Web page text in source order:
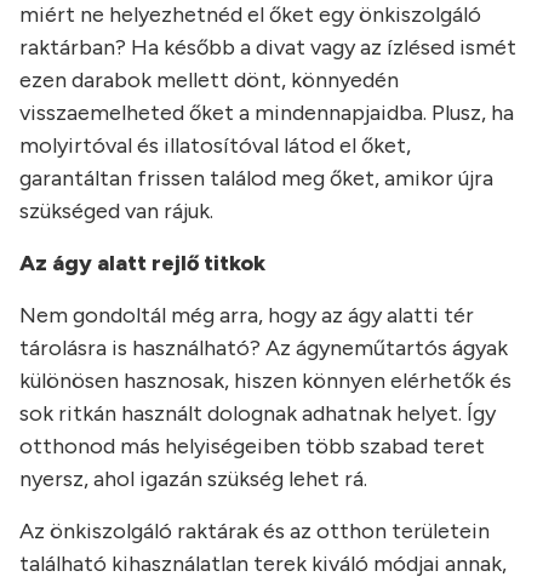
miért ne helyezhetnéd el őket egy önkiszolgáló
raktárban? Ha később a divat vagy az ízlésed ismét
ezen darabok mellett dönt, könnyedén
visszaemelheted őket a mindennapjaidba. Plusz, ha
molyirtóval és illatosítóval látod el őket,
garantáltan frissen találod meg őket, amikor újra
szükséged van rájuk.
Az ágy alatt rejlő titkok
Nem gondoltál még arra, hogy az ágy alatti tér
tárolásra is használható? Az ágyneműtartós ágyak
különösen hasznosak, hiszen könnyen elérhetők és
sok ritkán használt dolognak adhatnak helyet. Így
otthonod más helyiségeiben több szabad teret
nyersz, ahol igazán szükség lehet rá.
Az önkiszolgáló raktárak és az otthon területein
található kihasználatlan terek kiváló módjai annak,